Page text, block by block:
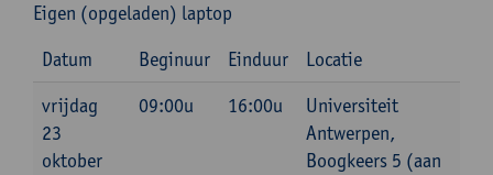
Eigen (opgeladen) laptop
Datum
Beginuur Einduur
Locatie
vrijdag
23
oktober
09:00u 16:00u
Universiteit
Antwerpen,
Boogkeers 5 (aan